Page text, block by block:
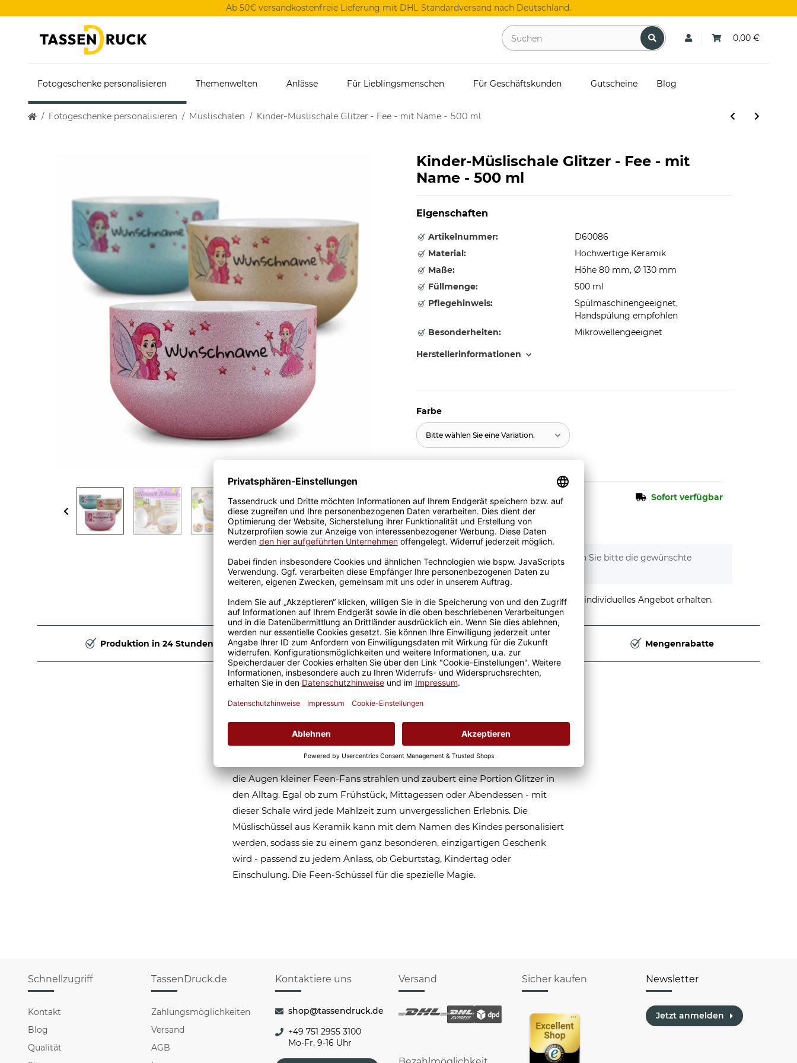
Ab 50€ versandkostenfreie Lieferung mit DHL-Standardversand nach Deutschland.
0,00 €
Fotogeschenke personalisieren Themenwelten Anlässe Für Lieblingsmenschen Für Geschäftskunden Gutscheine Blog
Fotogeschenke personalisieren Müslischalen Kinder-Müslischale Glitzer - Fee - mit Name - 500 ml
Kinder-Müslischale Glitzer - Fee - mit
Name - 500 ml
Eigenschaften
Artikelnummer:
D60086
Material:
Hochwertige Keramik
Maße:
Höhe 80 mm, Ø 130 mm
Füllmenge:
500 ml
Pflegehinweis:
Spülmaschinengeeignet,
Handspülung empfohlen
Besonderheiten:
Mikrowellengeeignet
Herstellerinformationen
Farbe
Bitte wählen Sie eine Variation.
18,95 € Sofort verfügbar
inkl. 19% MwSt. , zzgl.Versand
xDieser Artikel hat Variationen. Wählen Sie bitte die gewünschte
Variation aus.
Größere Stückzahl? Anfrage stellen und individuelles Angebot erhalten.
Produktion in 24 Stunden Sicherer Kauf Auf Rechnung Produktion in Deutschland Mengenrabatte
Kinder-Müslischale Glitzer - Fee - mit Name
- 500 ml
Verwandle jede Mahlzeit in ein magisches Abenteuer mit unserer
zauberhaften Glitzer-Schüssel für Kinder! Das entzückende Fee-Motiv lässt
die Augen kleiner Feen-Fans strahlen und zaubert eine Portion Glitzer in
den Alltag. Egal ob zum Frühstück, Mittagessen oder Abendessen - mit
dieser Schale wird jede Mahlzeit zum unvergesslichen Erlebnis. Die
Müslischüssel aus Keramik kann mit dem Namen des Kindes personalisiert
werden, sodass sie zu einem ganz besonderen, einzigartigen Geschenk
wird - passend zu jedem Anlass, ob Geburtstag, Kindertag oder
Einschulung. Die Feen-Schüssel für die spezielle Magie.
Schnellzugriff
Kontakt
Blog
Qualität
TassenDruck.de
Zahlungsmöglichkeiten
Versand
AGB
Kontaktiere uns
shop@tassendruck.de
+49 751 2955 3100
Mo-Fr, 9-16 Uhr
Versand Sicher kaufen Newsletter
Jetzt anmelden